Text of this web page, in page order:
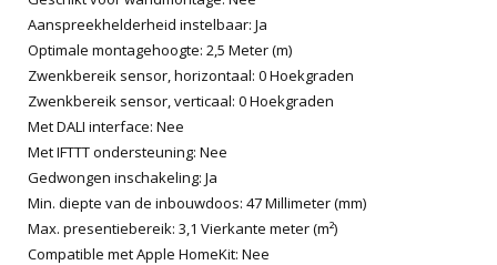
Aanspreekhelderheid instelbaar: Ja
Optimale montagehoogte: 2,5 Meter (m)
Zwenkbereik sensor, horizontaal: 0 Hoekgraden
Zwenkbereik sensor, verticaal: 0 Hoekgraden
Met DALI interface: Nee
Met IFTTT ondersteuning: Nee
Gedwongen inschakeling: Ja
Min. diepte van de inbouwdoos: 47 Millimeter (mm)
Max. presentiebereik: 3,1 Vierkante meter (m²)
Compatible met Apple HomeKit: Nee